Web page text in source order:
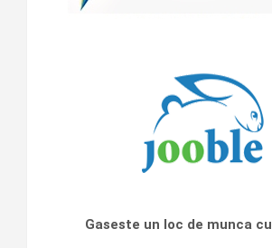
Gaseste un loc de munca cu